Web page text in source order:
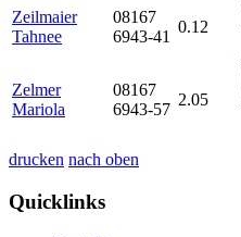
Zeilmaier
Tahnee
08167
6943-41
0.12
Zelmer
Mariola
08167
6943-57
2.05
drucken nach oben
Quicklinks